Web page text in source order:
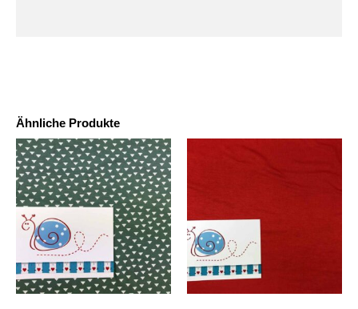
Ähnliche Produkte